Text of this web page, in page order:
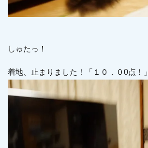
しゅたっ！
着地、止まりました！「１０．０0点！」